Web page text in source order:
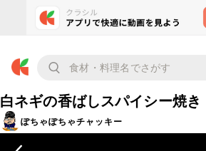
白ネギの香ばしスパイシー焼き
ぽちゃぽちゃチャッキー